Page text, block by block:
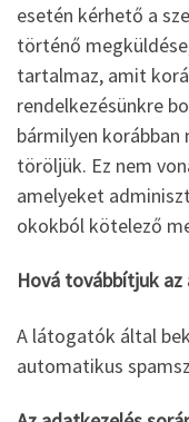
esetén kérhető a
történő
tartalmaz, amit
rendelkezésünkre
bármilyen
töröljük. Ez nem
amelyeket
okokból kötelező
Hová továbbítjuk
A látogatók által
automatikus